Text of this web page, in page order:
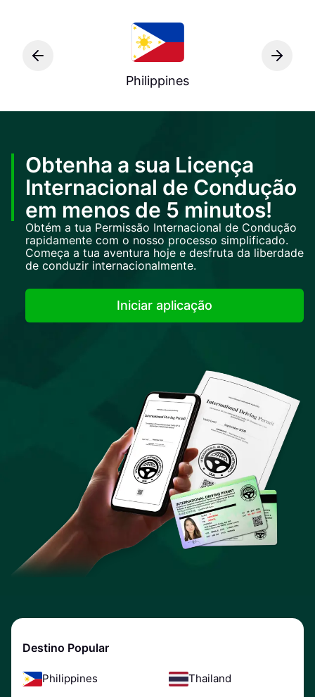
Philippines
Obtenha a sua Licença
Internacional de Condução
em menos de 5 minutos!
Obtém a tua Permissão Internacional de Condução
rapidamente com o nosso processo simplificado.
Começa a tua aventura hoje e desfruta da liberdade
de conduzir internacionalmente.
Iniciar aplicação
Destino Popular
Philippines Thailand